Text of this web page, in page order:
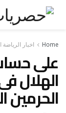
Home اخبار الرياضة
على
الهلال
الحرمين